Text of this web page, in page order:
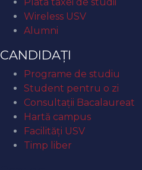
Wireless USV
Alumni
CANDIDAȚI
Programe de studiu
Student pentru o zi
Consultații Bacalaureat
Hartă campus
Facilități USV
Timp liber